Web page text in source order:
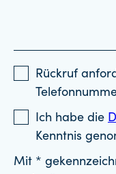
Rückruf
Ich habe die
Kenntnis
Mit *